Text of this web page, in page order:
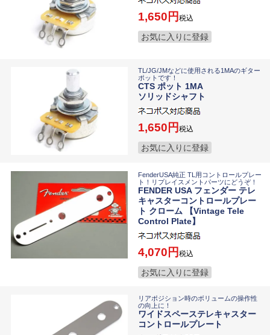
1,650 税込
お気に入りに登録
TL/JG/JMなどに使用される1MAのギター
ポットです！
CTS ポット 1MA
ソリッドシャフト
1,650 税込
お気に入りに登録
FenderUSA純正 TL用コントロールプレー
ト！リプレイスメントパーツにどうぞ！
FENDER USA フェンダー テレ
キャスターコントロールプレー
ト クローム 【Vintage Tele
Control Plate】
4,070 税込
お気に入りに登録
リアポジション時のボリュームの操作性
の向上に！
ワイドスペーステレキャスター
コントロールプレート